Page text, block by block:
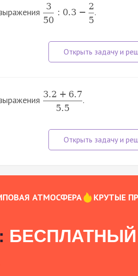
3
50
: 0.3 −
2
5
.
3.2 + 6.7
5.5
.
АТМОСФЕРА КРУТЫЕ
БЕСПЛАТНЫЙ